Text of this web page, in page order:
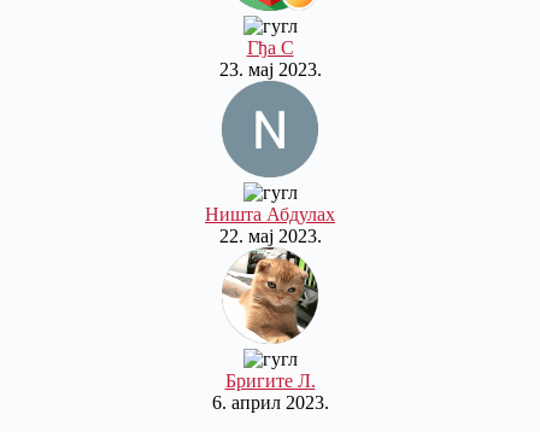
Гђа С
23. мај 2023.
Ништа Абдулах
22. мај 2023.
Бригите Л.
6. април 2023.